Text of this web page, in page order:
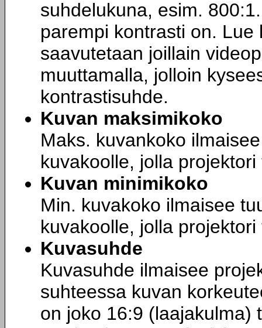
suhdelukuna, esim.
parempi kontrasti on.
saavutetaan joillain
muuttamalla, jolloin
kontrastisuhde.
Kuvan maksimikoko
Maks. kuvankoko
kuvakoolle, jolla projektori
Kuvan minimikoko
Min. kuvakoko ilmaisee
kuvakoolle, jolla projektori
Kuvasuhde
Kuvasuhde ilmaisee
suhteessa kuvan
on joko 16:9 (laajakulma)